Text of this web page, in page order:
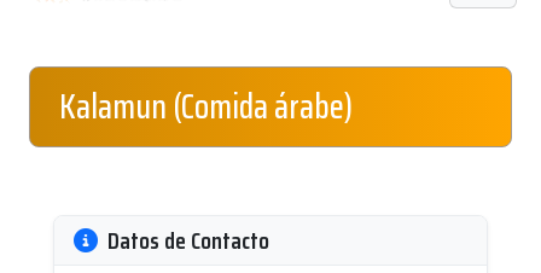
Kalamun (Comida árabe)
Datos de Contacto